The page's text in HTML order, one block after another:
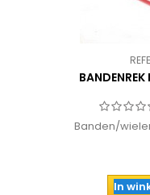
Banden/
In